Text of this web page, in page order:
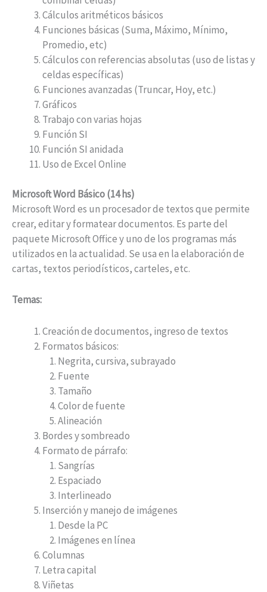
Cálculos aritméticos básicos
Funciones básicas (Suma, Máximo, Mínimo,
Promedio, etc)
Cálculos con referencias absolutas (uso de listas y
celdas específicas)
Funciones avanzadas (Truncar, Hoy, etc.)
Gráficos
Trabajo con varias hojas
Función SI
Función SI anidada
Uso de Excel Online
Microsoft Word Básico (14 hs)
Microsoft Word es un procesador de textos que permite
crear, editar y formatear documentos. Es parte del
paquete Microsoft Office y uno de los programas más
utilizados en la actualidad. Se usa en la elaboración de
cartas, textos periodísticos, carteles, etc.
Temas:
Creación de documentos, ingreso de textos
Formatos básicos:
Negrita, cursiva, subrayado
Fuente
Tamaño
Color de fuente
Alineación
Bordes y sombreado
Formato de párrafo:
Sangrías
Espaciado
Interlineado
Inserción y manejo de imágenes
Desde la PC
Imágenes en línea
Columnas
Letra capital
Viñetas